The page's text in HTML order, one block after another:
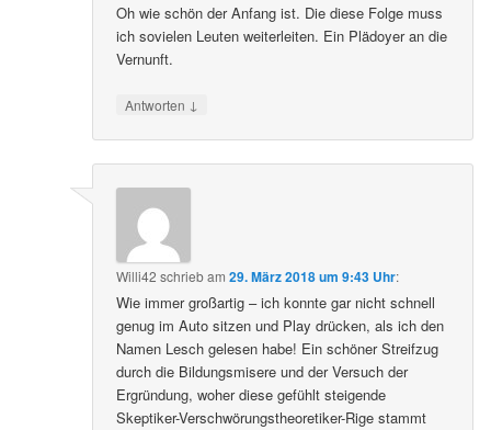
Oh wie schön der Anfang ist. Die diese Folge muss
ich sovielen Leuten weiterleiten. Ein Plädoyer an die
Vernunft.
Antworten ↓
Willi42 schriebam29. März 2018 um 9:43 Uhr:
Wie immer großartig – ich konnte gar nicht schnell
genug im Auto sitzen und Play drücken, als ich den
Namen Lesch gelesen habe! Ein schöner Streifzug
durch die Bildungsmisere und der Versuch der
Ergründung, woher diese gefühlt steigende
Skeptiker-Verschwörungstheoretiker-Rige stammt